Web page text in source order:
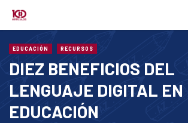
EDUCACIÓN RECURSOS
DIEZ BENEFICIOS DEL
LENGUAJE DIGITAL
EDUCACIÓN